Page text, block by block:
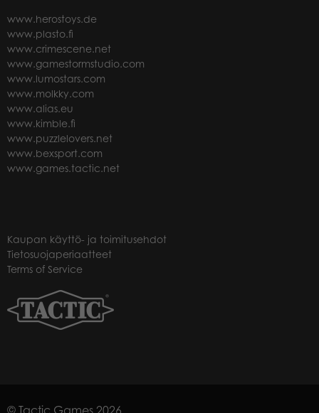
www.herostoys.de
www.plasto.fi
www.crimescene.net
www.gamestormstudio.com
www.lumostars.com
www.molkky.com
www.alias.eu
www.kimble.fi
www.puzzlelovers.net
www.bexsport.com
www.games.tactic.net
Kaupan käyttö- ja toimitusehdot
Tietosuojaperiaatteet
Terms of Service
© Tactic Games 2026